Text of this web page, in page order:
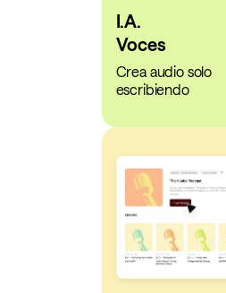
I.A.
Voces
Crea audio solo
escribiendo